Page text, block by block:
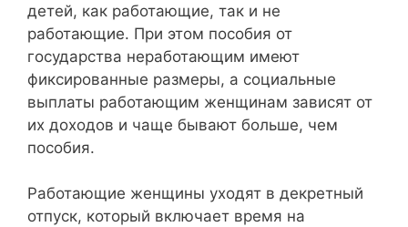
детей, как работающие, так и не
работающие. При этом пособия от
государства неработающим имеют
фиксированные размеры, а социальные
выплаты работающим женщинам зависят от
их доходов и чаще бывают больше, чем
пособия.
Работающие женщины уходят в декретный
отпуск, который включает время на